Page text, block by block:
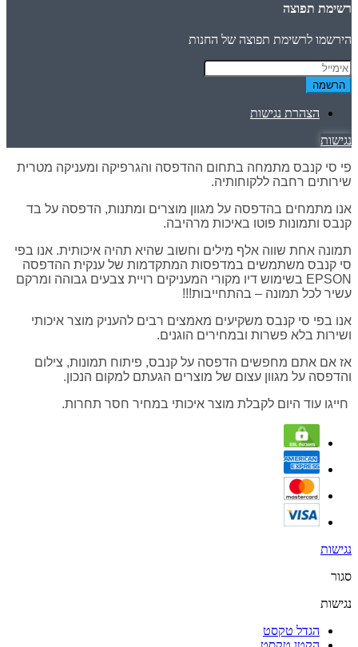
רשימת תפוצה
הירשמו לרשימת תפוצה של החנות
הרשמה
הצהרת נגישות
נגישות
פי סי קנבס מתמחה בתחום ההדפסה והגרפיקה ומעניקה מטרית
שירותים רחבה ללקוחותיה.
אנו מתמחים בהדפסה על מגוון מוצרים ומתנות, הדפסה על בד
קנבס ותמונות פוטו באיכות מרהיבה.
תמונה אחת שווה אלף מילים וחשוב שהיא תהיה איכותית. אנו בפי
סי קנבס משתמשים במדפסות המתקדמות של ענקית ההדפסה
EPSON בשימוש דיו מקורי המעניקים רויית צבעים גבוהה ומרקם
עשיר לכל תמונה – בהתחייבות!!!
אנו בפי סי קנבס משקיעים מאמצים רבים להעניק מוצר איכותי
ושירות בלא פשרות ובמחירים הוגנים.
אז אם אתם מחפשים הדפסה על קנבס, פיתוח תמונות, צילום
והדפסה על מגוון עצום של מוצרים הגעתם למקום הנכון.
חייגו עוד היום לקבלת מוצר איכותי במחיר חסר תחרות.
נגישות
סגור
נגישות
הגדל טקסט